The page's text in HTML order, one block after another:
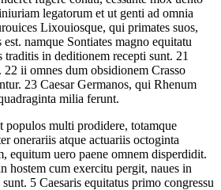
legatorum et ut genti ad omnia
Lixouiosque, qui primates suos,
namque Sontiates magno equitatu
in deditionem recepti sunt. 21
22 ii omnes dum obsidionem Crasso
23 Caesar Germanos, qui Rhenum
milia ferunt.
populos multi prodidere, totamque
onerariis atque actuariis octoginta
equitum uero paene omnem disperdidit.
hostem cum exercitu pergit, naues in
5 Caesaris equitatus primo congressu